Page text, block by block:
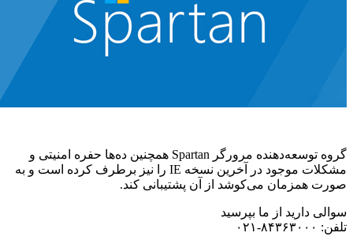
گروه توسعه‌دهنده مرورگر Spartan همچنین ده‌ها حفره امنیتی و
مشکلات موجود در آخرین نسخه IE را نیز برطرف کرده است و به
صورت همزمان می‌کوشد از آن پشتیبانی کند.
سوالی دارید از ما بپرسید
تلفن: ۸۴۳۶۳۰۰۰-۰۲۱